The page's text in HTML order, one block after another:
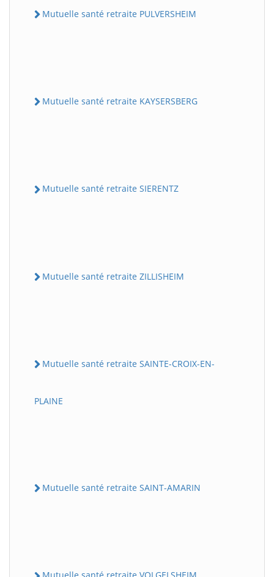
Mutuelle santé retraite PULVERSHEIM
Mutuelle santé retraite KAYSERSBERG
Mutuelle santé retraite SIERENTZ
Mutuelle santé retraite ZILLISHEIM
Mutuelle santé retraite SAINTE-CROIX-EN-
PLAINE
Mutuelle santé retraite SAINT-AMARIN